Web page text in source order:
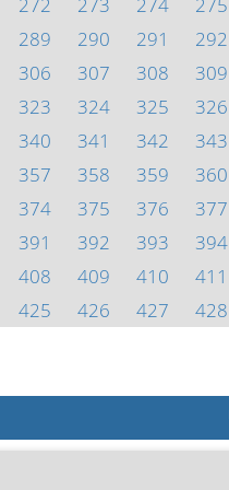
289 290 291
292
306 307 308
309
323 324 325
326
340 341 342
343
357 358 359
360
374 375 376
377
391 392 393
394
408 409 410
411
425 426 427
428